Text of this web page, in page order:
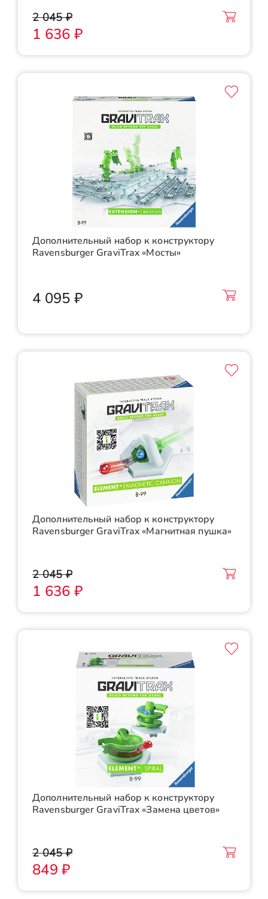
2 045 ₽
1 636 ₽
Дополнительный набор к конструктору
Ravensburger GraviTrax «Мосты»
4 095 ₽
Дополнительный набор к конструктору
Ravensburger GraviTrax «Магнитная пушка»
2 045 ₽
1 636 ₽
Дополнительный набор к конструктору
Ravensburger GraviTrax «Замена цветов»
2 045 ₽
849 ₽